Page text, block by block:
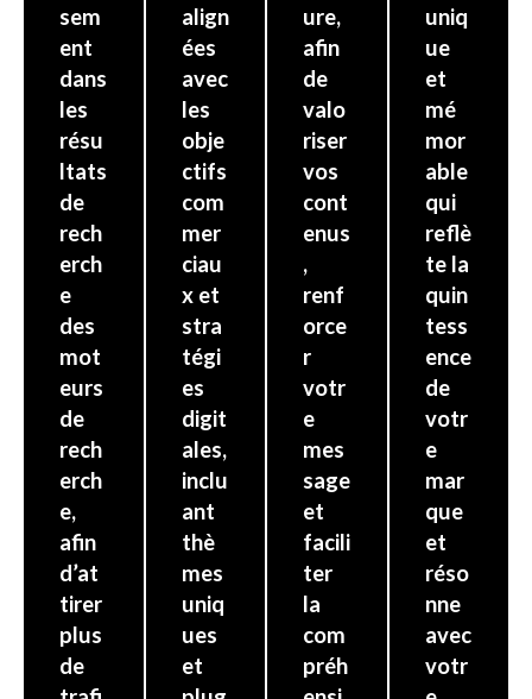
sem
ent
dans
les
résu
ltats
de
rech
erch
e
des
mot
eurs
de
rech
erch
e,
afin
d’at
tirer
plus
de
align
ées
avec
les
obje
ctifs
com
mer
ciau
x et
stra
tégi
es
digit
ales,
inclu
ant
thè
mes
uniq
ues
et
ure,
afin
de
valo
riser
vos
cont
enus
,
renf
orce
r
votr
e
mes
sage
et
facili
ter
la
com
préh
uniq
ue
et
mé
mor
able
qui
reflè
te la
quin
tess
ence
de
votr
e
mar
que
et
réso
nne
avec
votr